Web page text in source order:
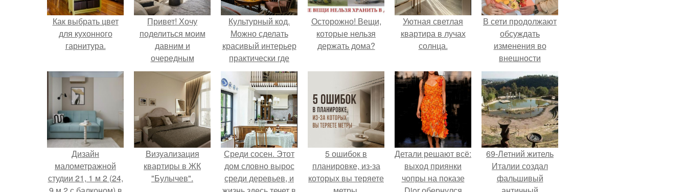
Как выбрать цвет
для кухонного
гарнитура.
Привет! Хочу
поделиться моим
давним и
очередным
неопубликованным
проектом.
Культурный код.
Можно сделать
красивый интерьер
практически где
угодно.
Осторожно! Вещи,
которые нельзя
держать дома?
Уютная светлая
квартира в лучах
солнца.
В сети продолжают
обсуждать
изменения во
внешности
актрисы.
Дизайн
малометражной
студии 21, 1 м 2 (24,
Визуализация
квартиры в ЖК
"Булычев".
Среди сосен. Этот
дом словно вырос
среди деревьев, и
5 ошибок в
планировке, из-за
которых вы теряете
Детали решают всё:
выход приянки
чопры на показе
69-Летний житель
Италии создал
фальшивый